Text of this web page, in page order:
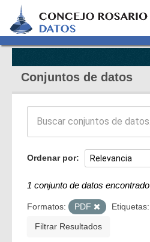
Conjuntos de datos
Ordenar por
1 conjunto de datos encontrado
Formatos: PDF Etiquetas:
Filtrar Resultados